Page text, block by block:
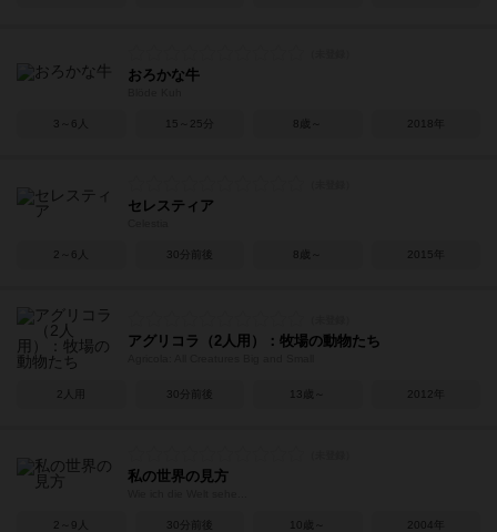
おろかな牛
3～6人 15～25分 8歳～ 2018年
セレスティア
2～6人 30分前後 8歳～ 2015年
アグリコラ（2人用）：牧場の動物たち
2人用 30分前後 13歳～ 2012年
私の世界の見方
2～9人 30分前後 10歳～ 2004年